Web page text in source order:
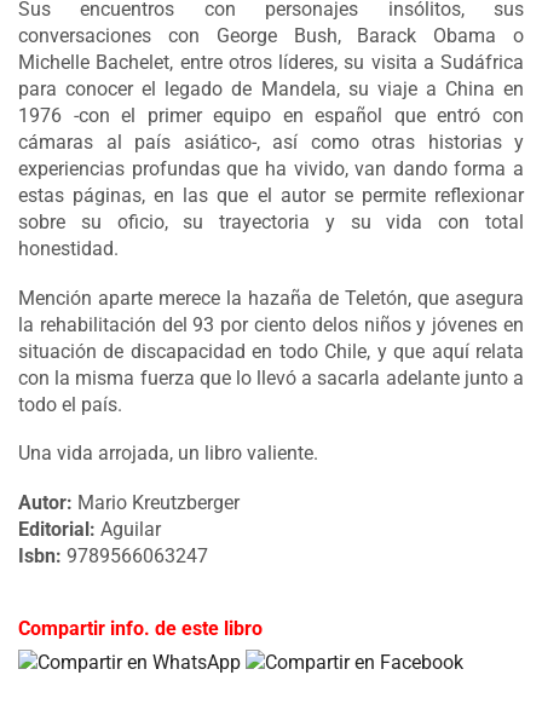
Sus encuentros con personajes insólitos, sus
conversaciones con George Bush, Barack Obama o
Michelle Bachelet, entre otros líderes, su visita a Sudáfrica
para conocer el legado de Mandela, su viaje a China en
1976 -con el primer equipo en español que entró con
cámaras al país asiático-, así como otras historias y
experiencias profundas que ha vivido, van dando forma a
estas páginas, en las que el autor se permite reflexionar
sobre su oficio, su trayectoria y su vida con total
honestidad.
Mención aparte merece la hazaña de Teletón, que asegura
la rehabilitación del 93 por ciento delos niños y jóvenes en
situación de discapacidad en todo Chile, y que aquí relata
con la misma fuerza que lo llevó a sacarla adelante junto a
todo el país.
Una vida arrojada, un libro valiente.
Autor: Mario Kreutzberger
Editorial: Aguilar
Isbn: 9789566063247
Compartir info. de este libro